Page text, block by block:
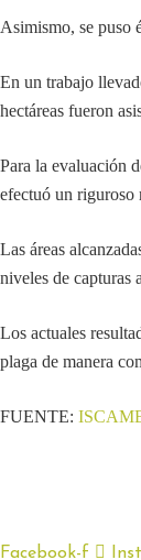
Asimismo, se puso
En un trabajo
hectáreas fueron
Para la evaluación
efectuó un riguroso
Las áreas
niveles de capturas
Los actuales
plaga de manera
FUENTE:
Facebook-f